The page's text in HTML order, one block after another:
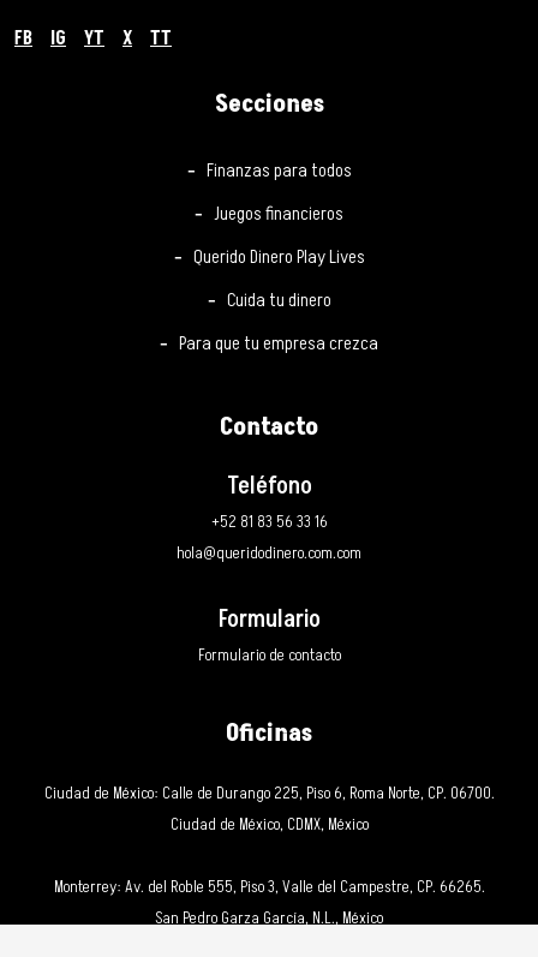
FB IG YT X TT
Secciones
Finanzas para todos
Juegos financieros
Querido Dinero Play Lives
Cuida tu dinero
Para que tu empresa crezca
Contacto
Teléfono
+52 81 83 56 33 16
hola@queridodinero.com.com
Formulario
Formulario de contacto
Oficinas
Ciudad de México: Calle de Durango 225, Piso 6, Roma Norte, CP. 06700.
Ciudad de México, CDMX, México
Monterrey: Av. del Roble 555, Piso 3, Valle del Campestre, CP. 66265.
San Pedro Garza García, N.L., México